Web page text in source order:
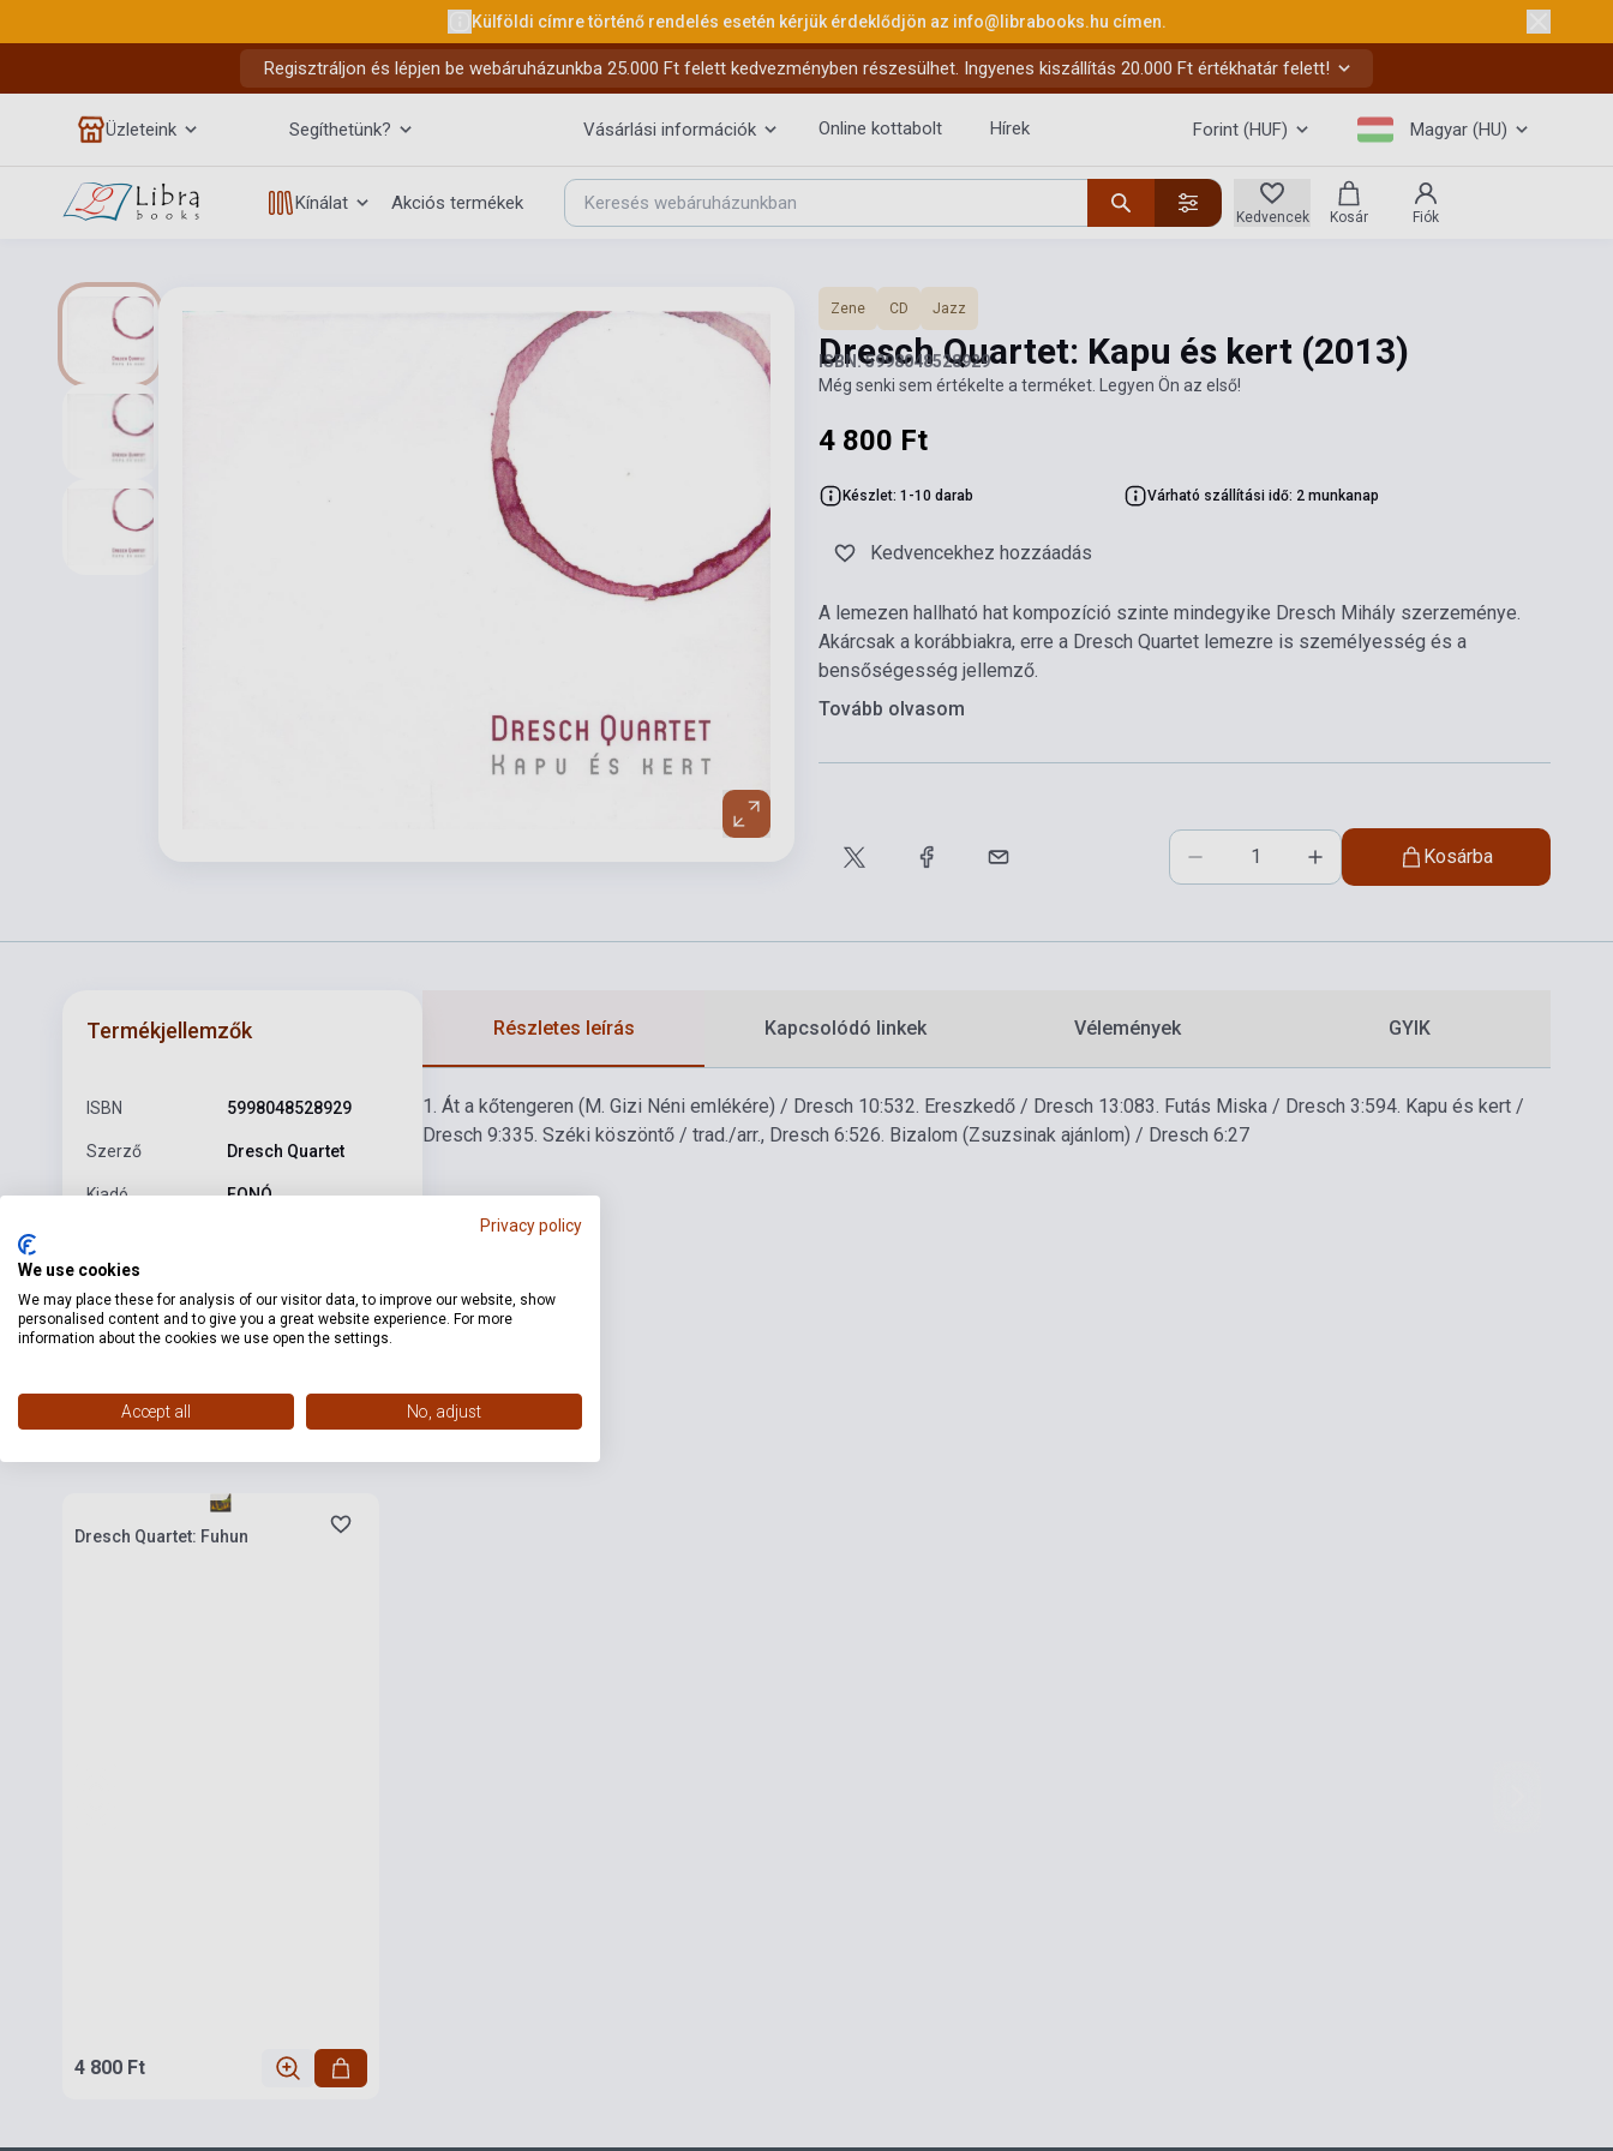
Külföldi címre történő rendelés esetén kérjük érdeklődjön az info@librabooks.hu címen.
Regisztráljon és lépjen be webáruházunkba 25.000 Ft felett kedvezményben részesülhet. Ingyenes kiszállítás 20.000 Ft értékhatár felett!
Üzleteink Segíthetünk? Vásárlási információk Online kottabolt Hírek Forint (HUF) Magyar (HU)
Kínálat Akciós termékek
Kedvencek Kosár Fiók
Zene CD Jazz
Dresch Quartet: Kapu és kert (2013)
ISBN: 5998048528929
Még senki sem értékelte a terméket. Legyen Ön az első!
4 800 Ft
Készlet: 1-10 darab Várható szállítási idő: 2 munkanap
Kedvencekhez hozzáadás
A lemezen hallható hat kompozíció szinte mindegyike Dresch Mihály szerzeménye.
Akárcsak a korábbiakra, erre a Dresch Quartet lemezre is személyesség és a
bensőségesség jellemző.
Tovább olvasom
Kosárba
Termékjellemzők
ISBN 5998048528929
Szerző Dresch Quartet
Kiadó FONÓ
Formátum
Nyelv -
Részletes leírás Kapcsolódó linkek Vélemények GYIK
1. Át a kőtengeren (M. Gizi Néni emlékére) / Dresch 10:532. Ereszkedő / Dresch 13:083. Futás Miska / Dresch 3:594. Kapu és kert /
Dresch 9:335. Széki köszöntő / trad./arr., Dresch 6:526. Bizalom (Zsuzsinak ajánlom) / Dresch 6:27
Kapcsolódó termékek
Dresch Quartet: Fuhun
4 800 Ft
Privacy policy
We use cookies
We may place these for analysis of our visitor data, to improve our website, show
personalised content and to give you a great website experience. For more
information about the cookies we use open the settings.
Accept all No, adjust